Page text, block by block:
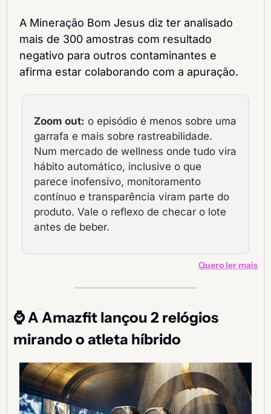
A Mineração Bom Jesus diz ter analisado
mais de 300 amostras com resultado
negativo para outros contaminantes e
afirma estar colaborando com a apuração.
Zoom out: o episódio é menos sobre uma
garrafa e mais sobre rastreabilidade.
Num mercado de wellness onde tudo vira
hábito automático, inclusive o que
parece inofensivo, monitoramento
contínuo e transparência viram parte do
produto. Vale o reflexo de checar o lote
antes de beber.
Quero ler mais
⌚ A Amazfit lançou 2 relógios
mirando o atleta híbrido